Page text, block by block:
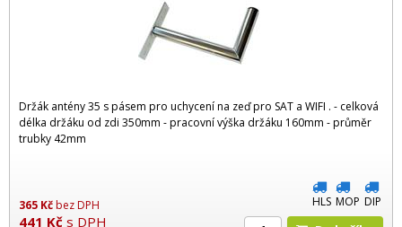
Držák antény 35 s pásem pro uchycení na zeď pro SAT a WIFI . - celková
délka držáku od zdi 350mm - pracovní výška držáku 160mm - průměr
trubky 42mm
365 Kčbez DPH
441 Kč s DPH
HLS MOP DIP